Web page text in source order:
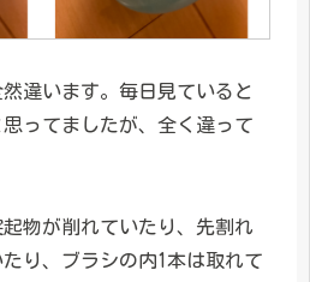
違います。毎日見ていると
思ってましたが、全く違って
物が削れていたり、先割れ
り、ブラシの内1本は取れて